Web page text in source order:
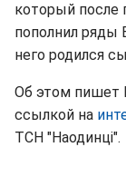
который после
пополнил ряды
него родился
Об этом пишет
ссылкой на
ТСН "Наодинці".